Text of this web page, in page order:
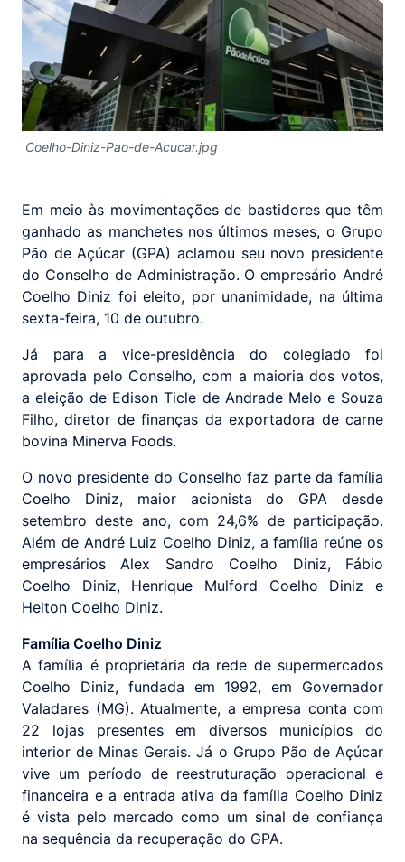
Coelho-Diniz-Pao-de-Acucar.jpg
Em meio às movimentações de bastidores que têm
ganhado as manchetes nos últimos meses, o Grupo
Pão de Açúcar (GPA) aclamou seu novo presidente
do Conselho de Administração. O empresário André
Coelho Diniz foi eleito, por unanimidade, na última
sexta-feira, 10 de outubro.
Já para a vice-presidência do colegiado foi
aprovada pelo Conselho, com a maioria dos votos,
a eleição de Edison Ticle de Andrade Melo e Souza
Filho, diretor de finanças da exportadora de carne
bovina Minerva Foods.
O novo presidente do Conselho faz parte da família
Coelho Diniz, maior acionista do GPA desde
setembro deste ano, com 24,6% de participação.
Além de André Luiz Coelho Diniz, a família reúne os
empresários Alex Sandro Coelho Diniz, Fábio
Coelho Diniz, Henrique Mulford Coelho Diniz e
Helton Coelho Diniz.
Família Coelho Diniz
A família é proprietária da rede de supermercados
Coelho Diniz, fundada em 1992, em Governador
Valadares (MG). Atualmente, a empresa conta com
22 lojas presentes em diversos municípios do
interior de Minas Gerais. Já o Grupo Pão de Açúcar
vive um período de reestruturação operacional e
financeira e a entrada ativa da família Coelho Diniz
é vista pelo mercado como um sinal de confiança
na sequência da recuperação do GPA.